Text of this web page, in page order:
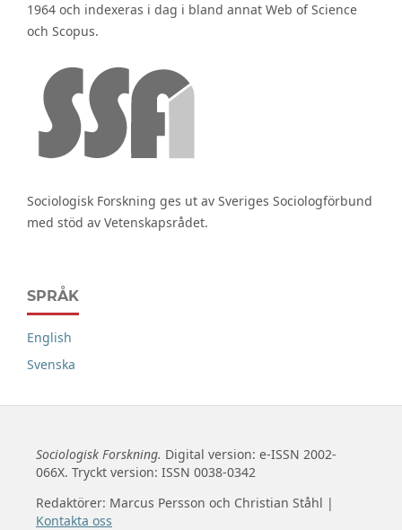
1964 och indexeras i dag i bland annat Web of Science
och Scopus.
Sociologisk Forskning ges ut av Sveriges Sociologförbund
med stöd av Vetenskapsrådet.
SPRÅK
English
Svenska
Sociologisk Forskning. Digital version: e-ISSN 2002-
066X. Tryckt version: ISSN 0038-0342
Redaktörer: Marcus Persson och Christian Ståhl |
Kontakta oss